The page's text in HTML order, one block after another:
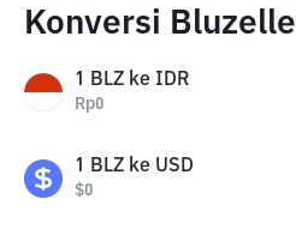
Konversi Bluzelle
1 BLZ ke IDR
Rp0
1 BLZ ke USD
$0